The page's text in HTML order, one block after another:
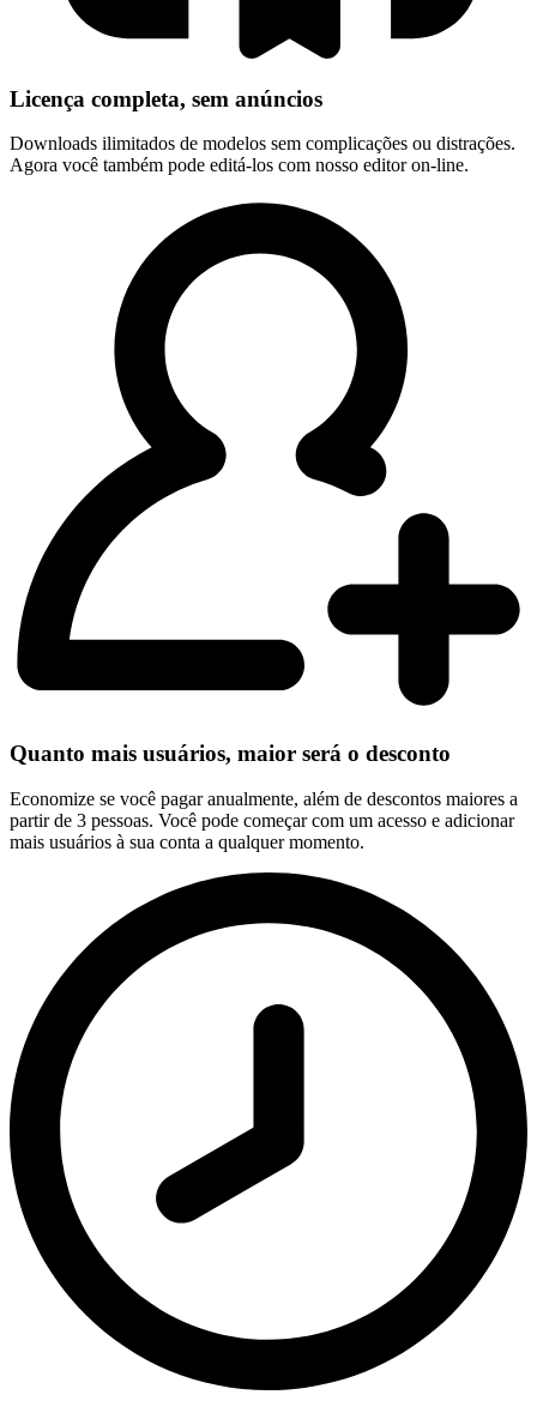
Licença completa, sem anúncios
Downloads ilimitados de modelos sem complicações ou distrações.
Agora você também pode editá-los com nosso editor on-line.
Quanto mais usuários, maior será o desconto
Economize se você pagar anualmente, além de descontos maiores a
partir de 3 pessoas. Você pode começar com um acesso e adicionar
mais usuários à sua conta a qualquer momento.